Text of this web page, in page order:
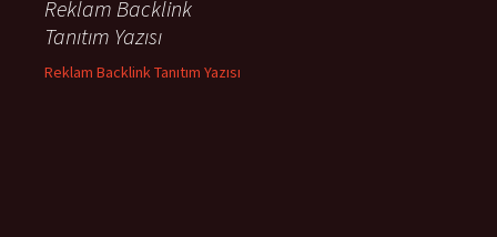
Reklam Backlink
Tanıtım Yazısı
Reklam Backlink Tanıtım Yazısı